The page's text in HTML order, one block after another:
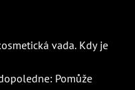
vada. Kdy je
Pomůže